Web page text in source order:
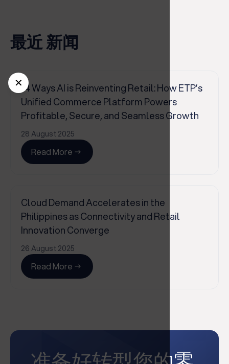
最近 新闻
14 Ways AI is Reinventing Retail: How ETP’s
Unified Commerce Platform Powers
Profitable, Secure, and Seamless Growth
28 August 2025
Read More
Cloud Demand Accelerates in the
Philippines as Connectivity and Retail
Innovation Converge
26 August 2025
Read More
✕